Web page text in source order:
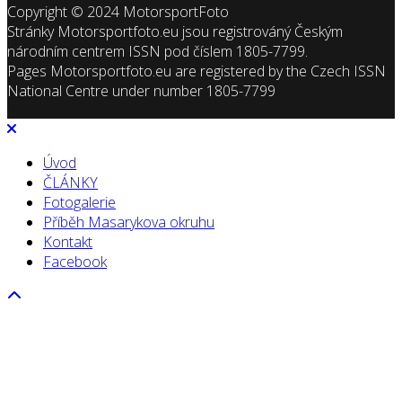
Copyright © 2024 MotorsportFoto
Stránky Motorsportfoto.eu jsou registrováný Českým
národním centrem ISSN pod číslem 1805-7799.
Pages Motorsportfoto.eu are registered by the Czech ISSN
National Centre under number 1805-7799
Úvod
ČLÁNKY
Fotogalerie
Příběh Masarykova okruhu
Kontakt
Facebook